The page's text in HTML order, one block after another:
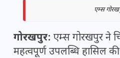
एम्स
गोरखपुर: एम्स गोरखपुर ने
महत्वपूर्ण उपलब्धि हासिल